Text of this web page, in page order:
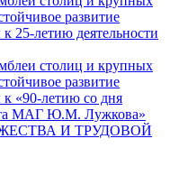
развитие
25-летию деятельности
столиц и крупных
развитие
«90-летию со дня
МАГ Ю.М. Лужкова»
И ТРУДОВОЙ